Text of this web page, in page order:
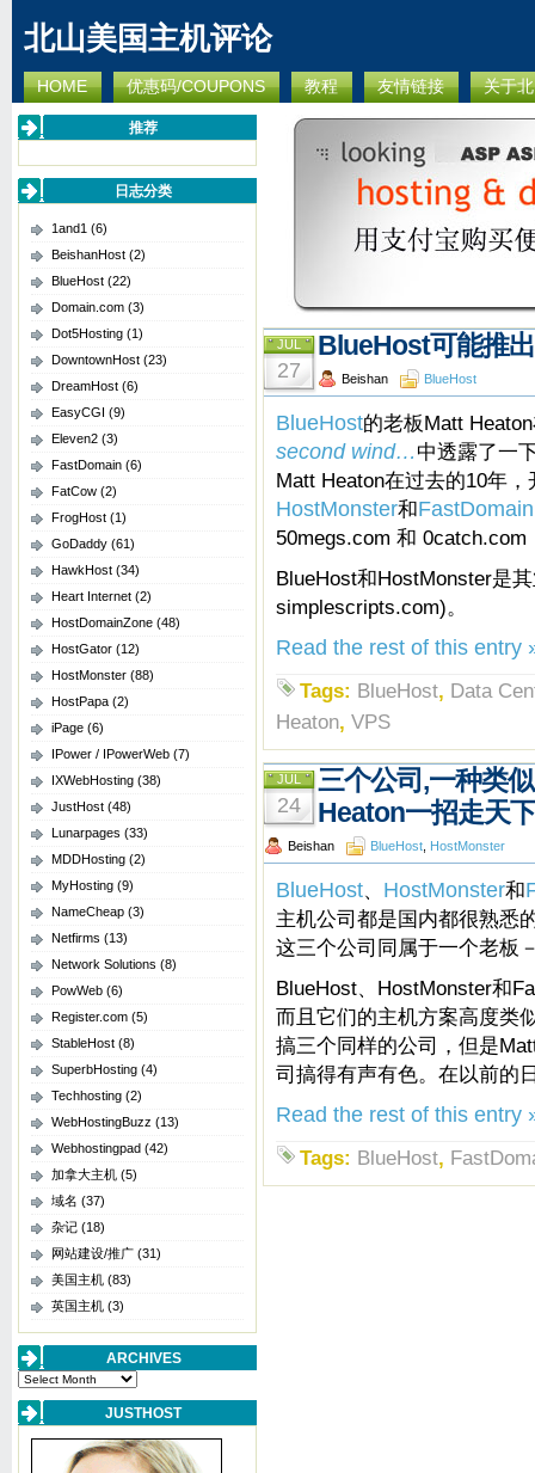
北山美国主机评论
HOME 优惠码/COUPONS 教程 友情链接 关于
推荐
日志分类
1and1 (6)
BeishanHost (2)
BlueHost (22)
Domain.com (3)
Dot5Hosting (1)
DowntownHost (23)
DreamHost (6)
EasyCGI (9)
Eleven2 (3)
FastDomain (6)
FatCow (2)
FrogHost (1)
GoDaddy (61)
HawkHost (34)
Heart Internet (2)
HostDomainZone (48)
HostGator (12)
HostMonster (88)
HostPapa (2)
iPage (6)
IPower / IPowerWeb (7)
IXWebHosting (38)
JustHost (48)
Lunarpages (33)
MDDHosting (2)
MyHosting (9)
NameCheap (3)
Netfirms (13)
Network Solutions (8)
PowWeb (6)
Register.com (5)
StableHost (8)
SuperbHosting (4)
Techhosting (2)
WebHostingBuzz (13)
Webhostingpad (42)
加拿大主机 (5)
域名 (37)
杂记 (18)
网站建设/推广 (31)
美国主机 (83)
英国主机 (3)
ARCHIVES
Archives
JUSTHOST
JUL
27
BlueHost可能推
Beishan BlueHost
BlueHost的老板Matt
second wind… 中透露了一
Matt Heaton在过去的10年
HostMonster和FastDomain
50megs.com 和
BlueHost和HostMonster是
simplescripts.com)。
Read the rest of this entry
Tags: BlueHost, Data
Heaton, VPS
JUL
24
三个公司,一种类
Heaton一招走天下
Beishan BlueHost HostMonster
BlueHost、 HostMonster和
主机公司都是国内都很熟悉
这三个公司同属于一个老板
BlueHost、HostMonster和
而且它们的主机方案高度类
搞三个同样的公司，但是
司搞得有声有色。在以前的
Read the rest of this entry
Tags: BlueHost,